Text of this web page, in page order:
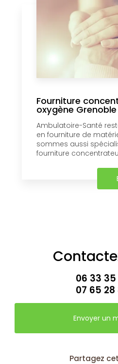
Fourniture
oxygène
Ambulatoire-Santé
en fourniture de
sommes aussi
fourniture
06 33 35
07 65 28
Envoyer un
Partagez